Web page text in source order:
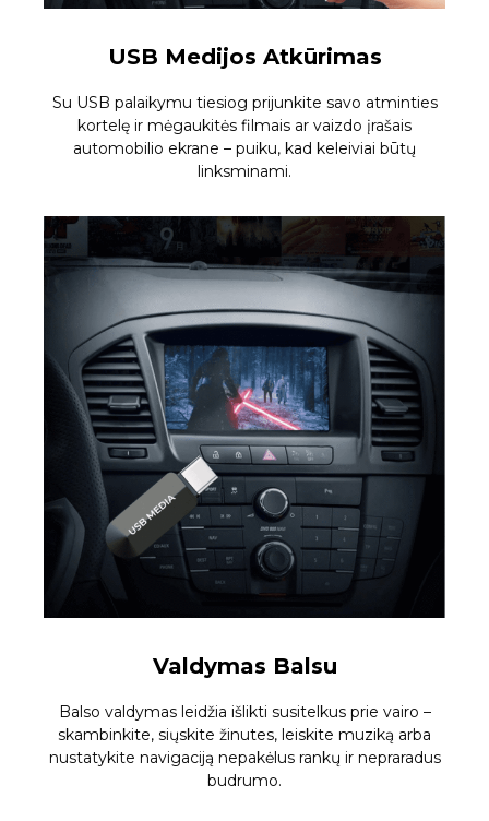
USB Medijos Atkūrimas
Su USB palaikymu tiesiog prijunkite savo atminties
kortelę ir mėgaukitės filmais ar vaizdo įrašais
automobilio ekrane – puiku, kad keleiviai būtų
linksminami.
Valdymas Balsu
Balso valdymas leidžia išlikti susitelkus prie vairo –
skambinkite, siųskite žinutes, leiskite muziką arba
nustatykite navigaciją nepakėlus rankų ir nepraradus
budrumo.